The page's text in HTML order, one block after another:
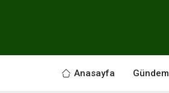
Anasayfa Gündem